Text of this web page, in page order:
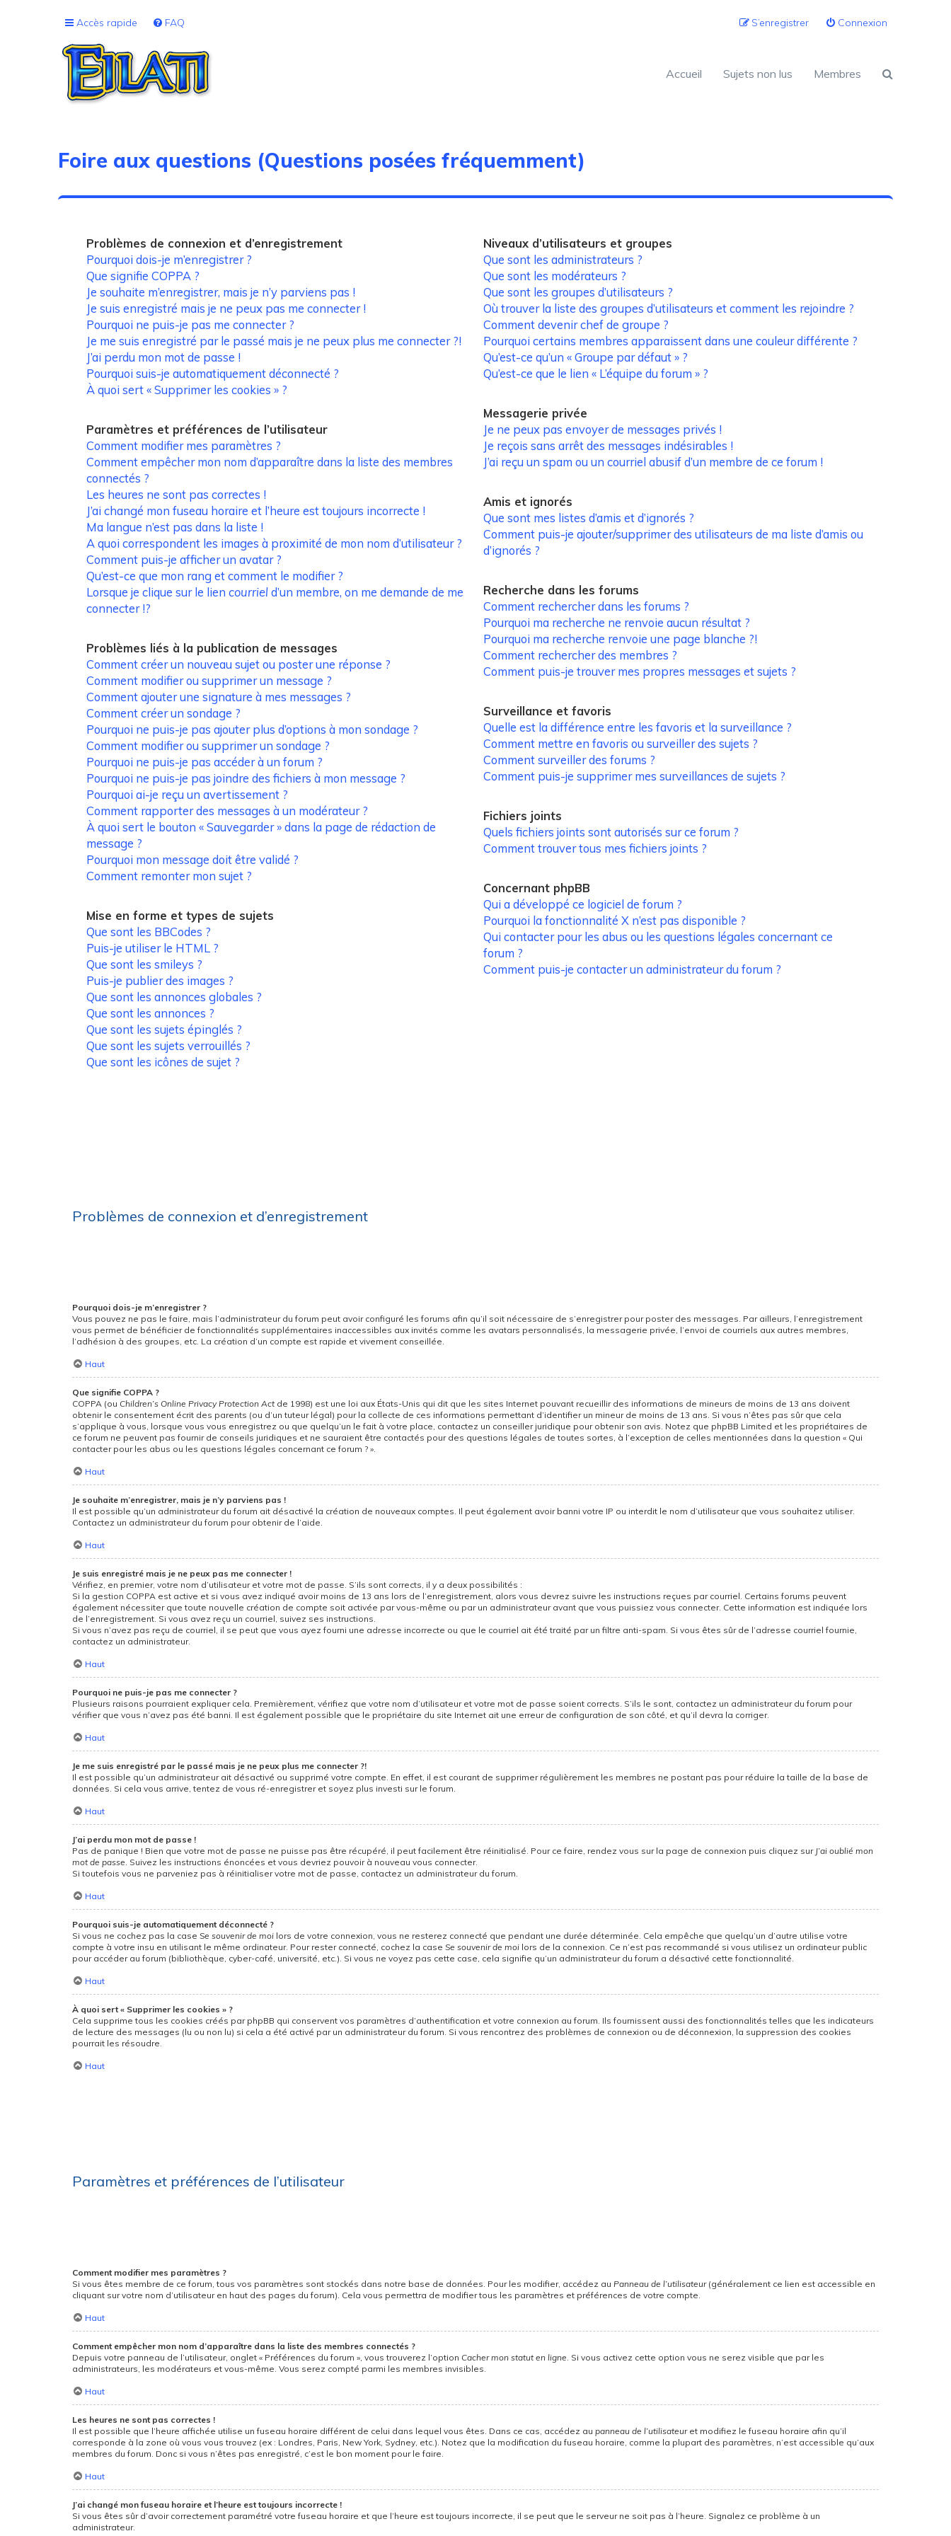
Accès rapide FAQ Connexion
S’enregistrer
Accueil Sujets non lus Membres
Foire aux questions (Questions posées fréquemment)
Problèmes de connexion et d’enregistrement
Pourquoi dois-je m’enregistrer ?
Que signifie COPPA ?
Je souhaite m’enregistrer, mais je n’y parviens pas !
Je suis enregistré mais je ne peux pas me connecter !
Pourquoi ne puis-je pas me connecter ?
Je me suis enregistré par le passé mais je ne peux plus me connecter ?!
J’ai perdu mon mot de passe !
Pourquoi suis-je automatiquement déconnecté ?
À quoi sert « Supprimer les cookies » ?
Paramètres et préférences de l’utilisateur
Comment modifier mes paramètres ?
Comment empêcher mon nom d’apparaître dans la liste des membres
connectés ?
Les heures ne sont pas correctes !
J’ai changé mon fuseau horaire et l’heure est toujours incorrecte !
Ma langue n’est pas dans la liste !
A quoi correspondent les images à proximité de mon nom d’utilisateur ?
Comment puis-je afficher un avatar ?
Qu’est-ce que mon rang et comment le modifier ?
Lorsque je clique sur le liencourrield’un membre, on me demande de me
connecter !?
Problèmes liés à la publication de messages
Comment créer un nouveau sujet ou poster une réponse ?
Comment modifier ou supprimer un message ?
Comment ajouter une signature à mes messages ?
Comment créer un sondage ?
Pourquoi ne puis-je pas ajouter plus d’options à mon sondage ?
Comment modifier ou supprimer un sondage ?
Pourquoi ne puis-je pas accéder à un forum ?
Pourquoi ne puis-je pas joindre des fichiers à mon message ?
Pourquoi ai-je reçu un avertissement ?
Comment rapporter des messages à un modérateur ?
À quoi sert le bouton « Sauvegarder » dans la page de rédaction de
message ?
Pourquoi mon message doit être validé ?
Comment remonter mon sujet ?
Mise en forme et types de sujets
Que sont les BBCodes ?
Puis-je utiliser le HTML ?
Que sont les smileys ?
Puis-je publier des images ?
Que sont les annonces globales ?
Que sont les annonces ?
Que sont les sujets épinglés ?
Que sont les sujets verrouillés ?
Que sont les icônes de sujet ?
Niveaux d’utilisateurs et groupes
Que sont les administrateurs ?
Que sont les modérateurs ?
Que sont les groupes d’utilisateurs ?
Où trouver la liste des groupes d’utilisateurs et comment les rejoindre ?
Comment devenir chef de groupe ?
Pourquoi certains membres apparaissent dans une couleur différente ?
Qu’est-ce qu’un « Groupe par défaut » ?
Qu’est-ce que le lien « L’équipe du forum » ?
Messagerie privée
Je ne peux pas envoyer de messages privés !
Je reçois sans arrêt des messages indésirables !
J’ai reçu un spam ou un courriel abusif d’un membre de ce forum !
Amis et ignorés
Que sont mes listes d’amis et d’ignorés ?
Comment puis-je ajouter/supprimer des utilisateurs de ma liste d’amis ou
d’ignorés ?
Recherche dans les forums
Comment rechercher dans les forums ?
Pourquoi ma recherche ne renvoie aucun résultat ?
Pourquoi ma recherche renvoie une page blanche ?!
Comment rechercher des membres ?
Comment puis-je trouver mes propres messages et sujets ?
Surveillance et favoris
Quelle est la différence entre les favoris et la surveillance ?
Comment mettre en favoris ou surveiller des sujets ?
Comment surveiller des forums ?
Comment puis-je supprimer mes surveillances de sujets ?
Fichiers joints
Quels fichiers joints sont autorisés sur ce forum ?
Comment trouver tous mes fichiers joints ?
Concernant phpBB
Qui a développé ce logiciel de forum ?
Pourquoi la fonctionnalité X n’est pas disponible ?
Qui contacter pour les abus ou les questions légales concernant ce
forum ?
Comment puis-je contacter un administrateur du forum ?
Problèmes de connexion et d’enregistrement
Pourquoi dois-je m’enregistrer ?
Vous pouvez ne pas le faire, mais l’administrateur du forum peut avoir configuré les forums afin qu’il soit nécessaire de s’enregistrer pour poster des messages. Par ailleurs, l’enregistrement
vous permet de bénéficier de fonctionnalités supplémentaires inaccessibles aux invités comme les avatars personnalisés, la messagerie privée, l’envoi de courriels aux autres membres,
l’adhésion à des groupes, etc. La création d’un compte est rapide et vivement conseillée.
Haut
Que signifie COPPA ?
COPPA (ouChildren’s Online Privacy Protection Actde 1998) est une loi aux États-Unis qui dit que les sites Internet pouvant recueillir des informations de mineurs de moins de 13 ans doivent
obtenir le consentement écrit des parents (ou d’un tuteur légal) pour la collecte de ces informations permettant d’identifier un mineur de moins de 13 ans. Si vous n’êtes pas sûr que cela
s’applique à vous, lorsque vous vous enregistrez ou que quelqu’un le fait à votre place, contactez un conseiller juridique pour obtenir son avis. Notez que phpBB Limited et les propriétaires de
ce forum ne peuvent pas fournir de conseils juridiques et ne sauraient être contactés pour des questions légales de toutes sortes, à l’exception de celles mentionnées dans la question « Qui
contacter pour les abus ou les questions légales concernant ce forum ? ».
Haut
Je souhaite m’enregistrer, mais je n’y parviens pas !
Il est possible qu’un administrateur du forum ait désactivé la création de nouveaux comptes. Il peut également avoir banni votre IP ou interdit le nom d’utilisateur que vous souhaitez utiliser.
Contactez un administrateur du forum pour obtenir de l’aide.
Haut
Je suis enregistré mais je ne peux pas me connecter !
Vérifiez, en premier, votre nom d’utilisateur et votre mot de passe. S’ils sont corrects, il y a deux possibilités :
Si la gestion COPPA est active et si vous avez indiqué avoir moins de 13 ans lors de l’enregistrement, alors vous devrez suivre les instructions reçues par courriel. Certains forums peuvent
également nécessiter que toute nouvelle création de compte soit activée par vous-même ou par un administrateur avant que vous puissiez vous connecter. Cette information est indiquée lors
de l’enregistrement. Si vous avez reçu un courriel, suivez ses instructions.
Si vous n’avez pas reçu de courriel, il se peut que vous ayez fourni une adresse incorrecte ou que le courriel ait été traité par un filtre anti-spam. Si vous êtes sûr de l’adresse courriel fournie,
contactez un administrateur.
Haut
Pourquoi ne puis-je pas me connecter ?
Plusieurs raisons pourraient expliquer cela. Premièrement, vérifiez que votre nom d’utilisateur et votre mot de passe soient corrects. S’ils le sont, contactez un administrateur du forum pour
vérifier que vous n’avez pas été banni. Il est également possible que le propriétaire du site Internet ait une erreur de configuration de son côté, et qu’il devra la corriger.
Haut
Je me suis enregistré par le passé mais je ne peux plus me connecter ?!
Il est possible qu’un administrateur ait désactivé ou supprimé votre compte. En effet, il est courant de supprimer régulièrement les membres ne postant pas pour réduire la taille de la base de
données. Si cela vous arrive, tentez de vous ré-enregistrer et soyez plus investi sur le forum.
Haut
J’ai perdu mon mot de passe !
Pas de panique ! Bien que votre mot de passe ne puisse pas être récupéré, il peut facilement être réinitialisé. Pour ce faire, rendez vous sur la page de connexion puis cliquez sur J’ai oublié mon
mot de passe. Suivez les instructions énoncées et vous devriez pouvoir à nouveau vous connecter.
Si toutefois vous ne parveniez pas à réinitialiser votre mot de passe, contactez un administrateur du forum.
Haut
Pourquoi suis-je automatiquement déconnecté ?
Si vous ne cochez pas la caseSe souvenir de moi lors de votre connexion, vous ne resterez connecté que pendant une durée déterminée. Cela empêche que quelqu’un d’autre utilise votre
compte à votre insu en utilisant le même ordinateur. Pour rester connecté, cochez la caseSe souvenir de moi lors de la connexion. Ce n’est pas recommandé si vous utilisez un ordinateur public
pour accéder au forum (bibliothèque, cyber-café, université, etc.). Si vous ne voyez pas cette case, cela signifie qu’un administrateur du forum a désactivé cette fonctionnalité.
Haut
À quoi sert « Supprimer les cookies » ?
Cela supprime tous les cookies créés par phpBB qui conservent vos paramètres d’authentification et votre connexion au forum. Ils fournissent aussi des fonctionnalités telles que les indicateurs
de lecture des messages (lu ou non lu) si cela a été activé par un administrateur du forum. Si vous rencontrez des problèmes de connexion ou de déconnexion, la suppression des cookies
pourrait les résoudre.
Haut
Paramètres et préférences de l’utilisateur
Comment modifier mes paramètres ?
Si vous êtes membre de ce forum, tous vos paramètres sont stockés dans notre base de données. Pour les modifier, accédez auPanneau de l’utilisateur(généralement ce lien est accessible en
cliquant sur votre nom d’utilisateur en haut des pages du forum). Cela vous permettra de modifier tous les paramètres et préférences de votre compte.
Haut
Comment empêcher mon nom d’apparaître dans la liste des membres connectés ?
Depuis votre panneau de l’utilisateur, onglet « Préférences du forum », vous trouverez l’optionCacher mon statut en ligne. Si vous activez cette option vous ne serez visible que par les
administrateurs, les modérateurs et vous-même. Vous serez compté parmi les membres invisibles.
Haut
Les heures ne sont pas correctes !
Il est possible que l’heure affichée utilise un fuseau horaire différent de celui dans lequel vous êtes. Dans ce cas, accédez aupanneau de l’utilisateuret modifiez le fuseau horaire afin qu’il
corresponde à la zone où vous vous trouvez (ex : Londres, Paris, New York, Sydney, etc.). Notez que la modification du fuseau horaire, comme la plupart des paramètres, n’est accessible qu’aux
membres du forum. Donc si vous n’êtes pas enregistré, c’est le bon moment pour le faire.
Haut
J’ai changé mon fuseau horaire et l’heure est toujours incorrecte !
Si vous êtes sûr d’avoir correctement paramétré votre fuseau horaire et que l’heure est toujours incorrecte, il se peut que le serveur ne soit pas à l’heure. Signalez ce problème à un
administrateur.